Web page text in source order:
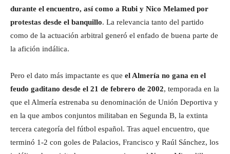
durante el encuentro, así como a Rubi y Nico Melamed por
protestas desde el banquillo. La relevancia tanto del partido
como de la actuación arbitral generó el enfado de buena parte de
la afición indálica.
Pero el dato más impactante es que el Almería no gana en el
feudo gaditano desde el 21 de febrero de 2002, temporada en la
que el Almería estrenaba su denominación de Unión Deportiva y
en la que ambos conjuntos militaban en Segunda B, la extinta
tercera categoría del fútbol español. Tras aquel encuentro, que
terminó 1-2 con goles de Palacios, Francisco y Raúl Sánchez, los